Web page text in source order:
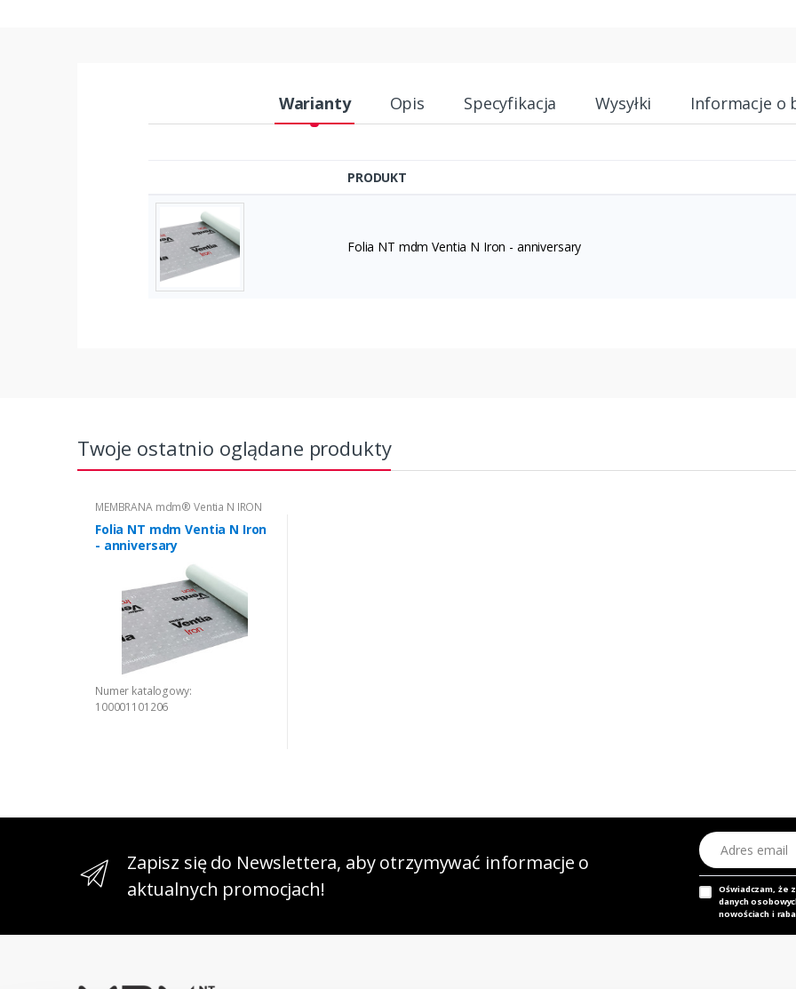
Warianty Opis Specyfikacja Wysyłki Informacje o
PRODUKT
Folia NT mdm Ventia N Iron - anniversary
Twoje ostatnio oglądane produkty
MEMBRANA mdm® Ventia N IRON
Folia NT mdm Ventia N Iron
- anniversary
Numer katalogowy:
100001101206
Zapisz się do Newslettera, aby otrzymywać informacje o
aktualnych promocjach!
Adres email
Oświadczam, że
danych
nowościach i